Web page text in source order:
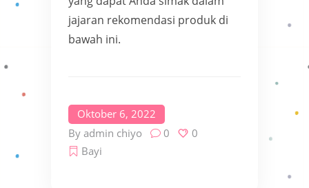
jajaran rekomendasi produk di
bawah ini.
Oktober 6, 2022
By admin chiyo 0
0
Bayi